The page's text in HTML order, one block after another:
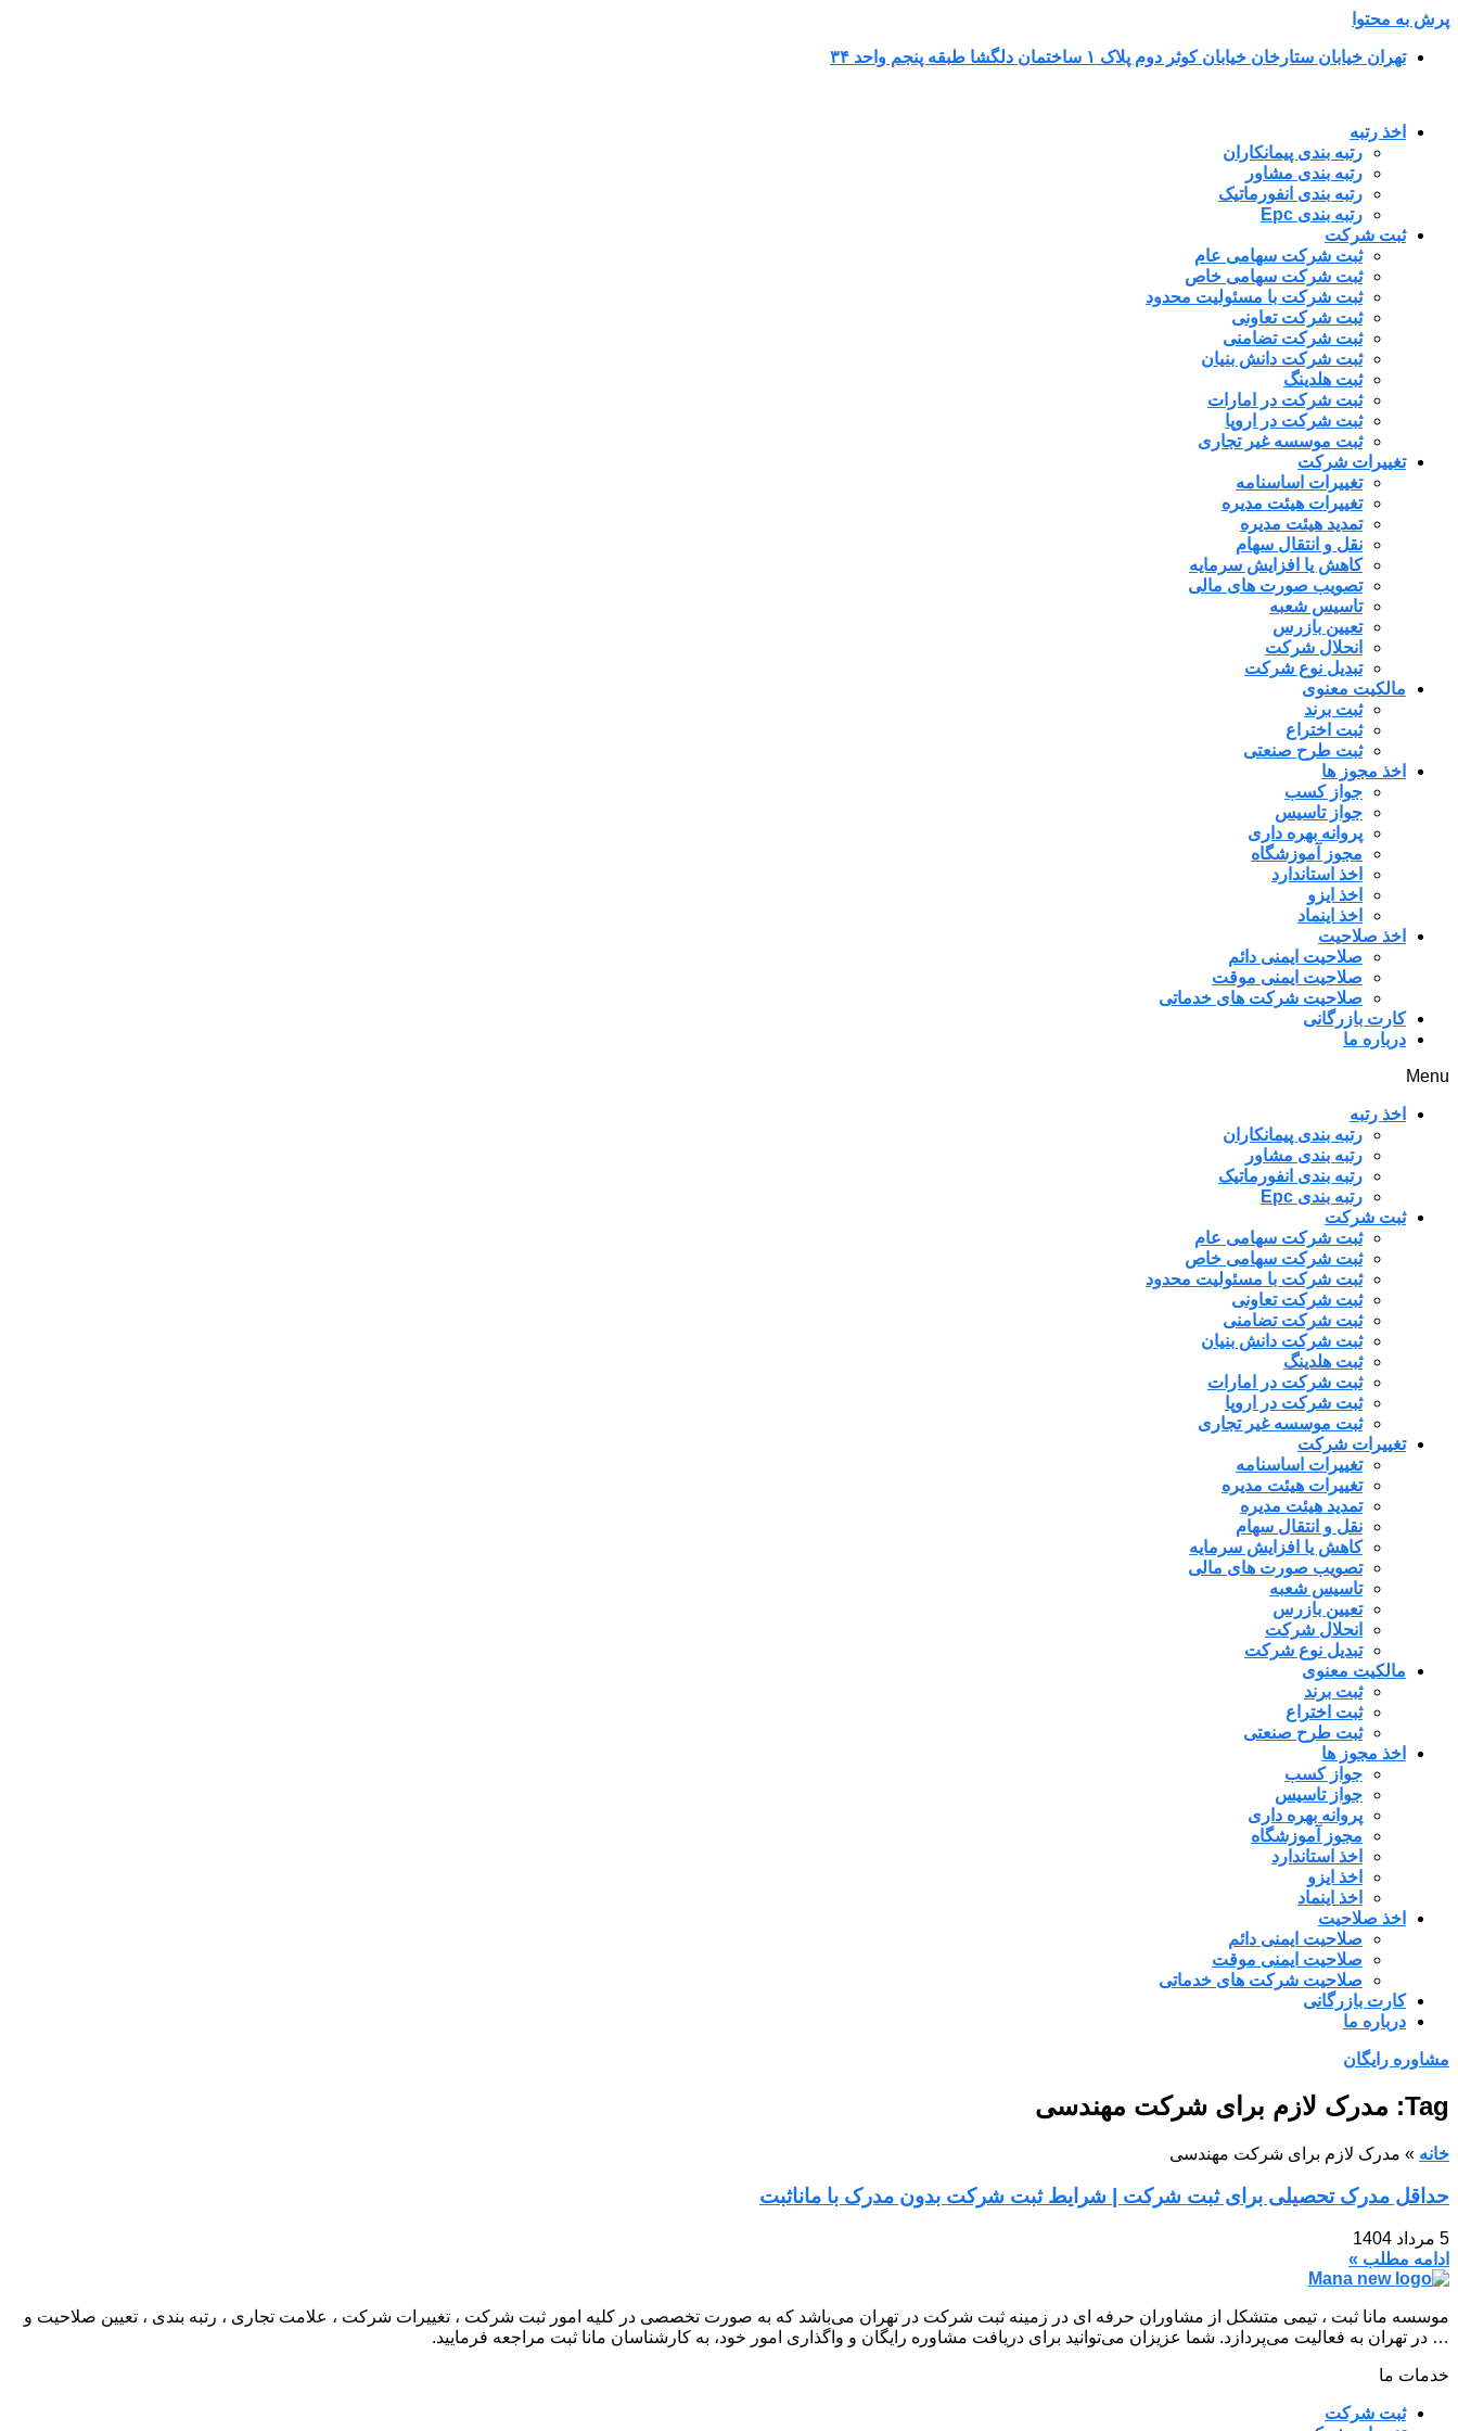
پرش به محتوا
تهران خیابان ستارخان خیابان کوثر دوم پلاک ۱ ساختمان دلگشا طبقه پنجم واحد ۳۴
اخذ رتبه
رتبه بندی پیمانکاران
رتبه بندی مشاور
رتبه بندی انفورماتیک
رتبه بندی Epc
ثبت شرکت
ثبت شرکت سهامی عام
ثبت شرکت سهامی خاص
ثبت شرکت با مسئولیت محدود
ثبت شرکت تعاونی
ثبت شرکت تضامنی
ثبت شرکت دانش بنیان
ثبت هلدینگ
ثبت شرکت در امارات
ثبت شرکت در اروپا
ثبت موسسه غیر تجاری
تغییرات شرکت
تغییرات اساسنامه
تغییرات هیئت مدیره
تمدید هیئت مدیره
نقل و انتقال سهام
کاهش یا افزایش سرمایه
تصویب صورت های مالی
تاسیس شعبه
تعیین بازرس
انحلال شرکت
تبدیل نوع شرکت
مالکیت معنوی
ثبت برند
ثبت اختراع
ثبت طرح صنعتی
اخذ مجوز ها
جواز کسب
جواز تاسیس
پروانه بهره داری
مجوز آموزشگاه
اخذ استاندارد
اخذ ایزو
اخذ اینماد
اخذ صلاحیت
صلاحیت ایمنی دائم
صلاحیت ایمنی موقت
صلاحیت شرکت های خدماتی
کارت بازرگانی
درباره ما
Menu
اخذ رتبه
رتبه بندی پیمانکاران
رتبه بندی مشاور
رتبه بندی انفورماتیک
رتبه بندی Epc
ثبت شرکت
ثبت شرکت سهامی عام
ثبت شرکت سهامی خاص
ثبت شرکت با مسئولیت محدود
ثبت شرکت تعاونی
ثبت شرکت تضامنی
ثبت شرکت دانش بنیان
ثبت هلدینگ
ثبت شرکت در امارات
ثبت شرکت در اروپا
ثبت موسسه غیر تجاری
تغییرات شرکت
تغییرات اساسنامه
تغییرات هیئت مدیره
تمدید هیئت مدیره
نقل و انتقال سهام
کاهش یا افزایش سرمایه
تصویب صورت های مالی
تاسیس شعبه
تعیین بازرس
انحلال شرکت
تبدیل نوع شرکت
مالکیت معنوی
ثبت برند
ثبت اختراع
ثبت طرح صنعتی
اخذ مجوز ها
جواز کسب
جواز تاسیس
پروانه بهره داری
مجوز آموزشگاه
اخذ استاندارد
اخذ ایزو
اخذ اینماد
اخذ صلاحیت
صلاحیت ایمنی دائم
صلاحیت ایمنی موقت
صلاحیت شرکت های خدماتی
کارت بازرگانی
درباره ما
مشاوره رایگان
Tag: مدرک لازم برای شرکت مهندسی
خانه » مدرک لازم برای شرکت مهندسی
حداقل مدرک تحصیلی برای ثبت شرکت | شرایط ثبت شرکت بدون مدرک با ماناثبت
5 مرداد 1404
ادامه مطلب »
موسسه مانا ثبت ، تیمی متشکل از مشاوران حرفه ای در زمینه ثبت شرکت در تهران می‌باشد که به صورت تخصصی در کلیه امور ثبت شرکت ، تغییرات شرکت ، علامت تجاری ، رتبه بندی ، تعیین صلاحیت و
… در تهران به فعالیت می‌پردازد. شما عزیزان می‌توانید برای دریافت مشاوره رایگان و واگذاری امور خود، به کارشناسان مانا ثبت مراجعه فرمایید.
خدمات ما
ثبت شرکت